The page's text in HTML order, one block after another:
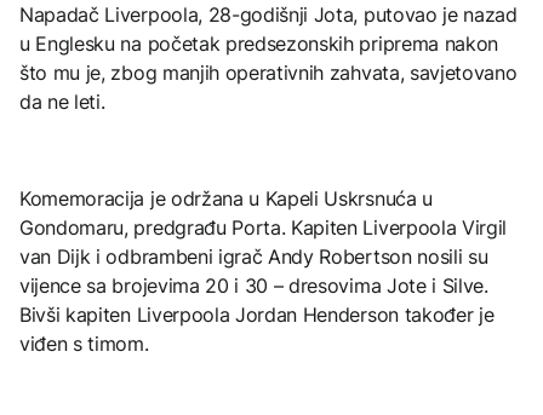
Napadač Liverpoola, 28-godišnji Jota, putovao je nazad
u Englesku na početak predsezonskih priprema nakon
što mu je, zbog manjih operativnih zahvata, savjetovano
da ne leti.
Komemoracija je održana u Kapeli Uskrsnuća u
Gondomaru, predgrađu Porta. Kapiten Liverpoola Virgil
van Dijk i odbrambeni igrač Andy Robertson nosili su
vijence sa brojevima 20 i 30 – dresovima Jote i Silve.
Bivši kapiten Liverpoola Jordan Henderson također je
viđen s timom.